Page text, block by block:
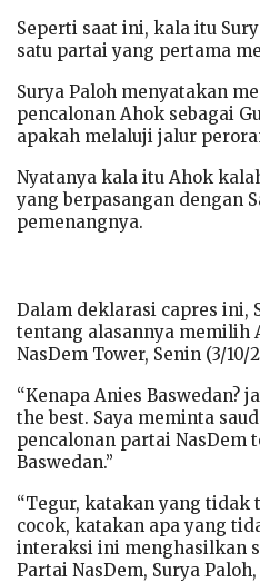
Seperti saat ini, kala itu
satu partai yang pertama
Surya Paloh menyatakan
pencalonan Ahok sebagai
apakah melaluji jalur
Nyatanya kala itu Ahok
yang berpasangan dengan
pemenangnya.
Dalam deklarasi capres ini,
tentang alasannya memilih
NasDem Tower, Senin (3/10/
“Kenapa Anies Baswedan?
the best. Saya meminta
pencalonan partai NasDem
Baswedan.”
“Tegur, katakan yang
cocok, katakan apa yang
interaksi ini menghasilkan
Partai NasDem, Surya